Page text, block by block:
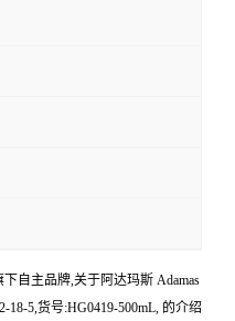
自主品牌,关于阿达玛斯 Adamas
18-5,货号:HG0419-500mL, 的介绍